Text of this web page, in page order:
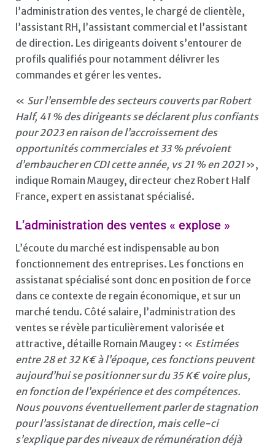
l’administration des ventes, le chargé de clientèle,
l’assistant RH, l’assistant commercial et l’assistant
de direction. Les dirigeants doivent s’entourer de
profils qualifiés pour notamment délivrer les
commandes et gérer les ventes.
« Sur l’ensemble des secteurs couverts par Robert
Half, 41 % des dirigeants se déclarent plus confiants
pour 2023 en raison de l’accroissement des
opportunités commerciales et 33 % prévoient
d’embaucher en CDI cette année, vs 21 % en 2021»,
indique Romain Maugey, directeur chez Robert Half
France, expert en assistanat spécialisé.
L’administration des ventes « explose »
L’écoute du marché est indispensable au bon
fonctionnement des entreprises. Les fonctions en
assistanat spécialisé sont donc en position de force
dans ce contexte de regain économique, et sur un
marché tendu. Côté salaire, l’administration des
ventes se révèle particulièrement valorisée et
attractive, détaille Romain Maugey : « Estimées
entre 28 et 32 K€ à l’époque, ces fonctions peuvent
aujourd’hui se positionner sur du 35 K€ voire plus,
en fonction de l’expérience et des compétences.
Nous pouvons éventuellement parler de stagnation
pour l’assistanat de direction, mais celle-ci
s’explique par des niveaux de rémunération déjà